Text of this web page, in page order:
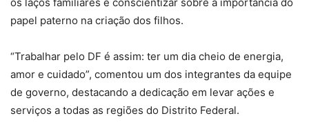
papel paterno na criação dos filhos.
“Trabalhar pelo DF é assim: ter um dia cheio de energia,
amor e cuidado”, comentou um dos integrantes da equipe
de governo, destacando a dedicação em levar ações e
serviços a todas as regiões do Distrito Federal.